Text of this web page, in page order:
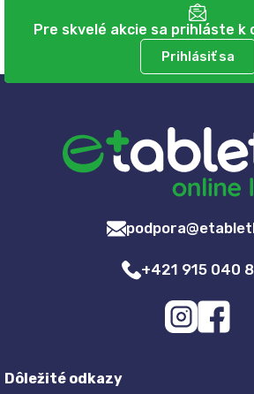
Pre skvelé akcie sa prihláste k
Prihlásiť sa
+421 915 040
Dôležité odkazy